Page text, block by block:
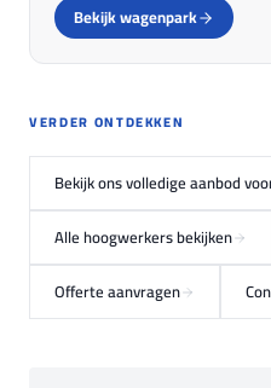
Bekijk wagenpark
VERDER ONTDEKKEN
Bekijk ons volledige aanbod
Alle hoogwerkers bekijken
Offerte aanvragen